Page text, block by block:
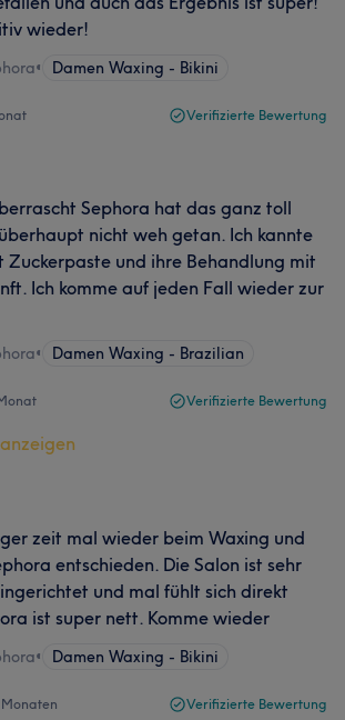
wieder!
• Damen Waxing - Bikini
Verifizierte Bewertung
Sephora hat das ganz toll
nicht weh getan. Ich kannte
Zuckerpaste und ihre Behandlung mit
Ich komme auf jeden Fall wieder zur
• Damen Waxing - Brazilian
Verifizierte Bewertung
zeit mal wieder beim Waxing und
entschieden. Die Salon ist sehr
und mal fühlt sich direkt
ist super nett. Komme wieder
• Damen Waxing - Bikini
Verifizierte Bewertung